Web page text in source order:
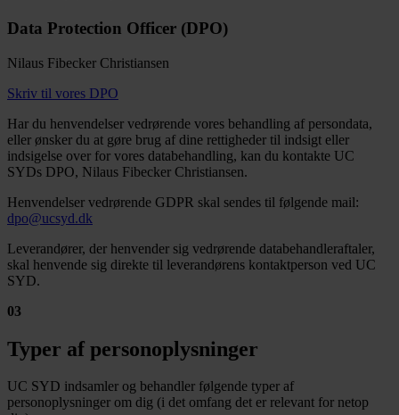
Data Protection Officer (DPO)
Nilaus Fibecker Christiansen
Skriv til vores DPO
Har du henvendelser vedrørende vores behandling af persondata,
eller ønsker du at gøre brug af dine rettigheder til indsigt eller
indsigelse over for vores databehandling, kan du kontakte UC
SYDs DPO, Nilaus Fibecker Christiansen.
Henvendelser vedrørende GDPR skal sendes til følgende mail:
dpo@ucsyd.dk
Leverandører, der henvender sig vedrørende databehandleraftaler,
skal henvende sig direkte til leverandørens kontaktperson ved UC
SYD.
03
Typer af personoplysninger
UC SYD indsamler og behandler følgende typer af
personoplysninger om dig (i det omfang det er relevant for netop